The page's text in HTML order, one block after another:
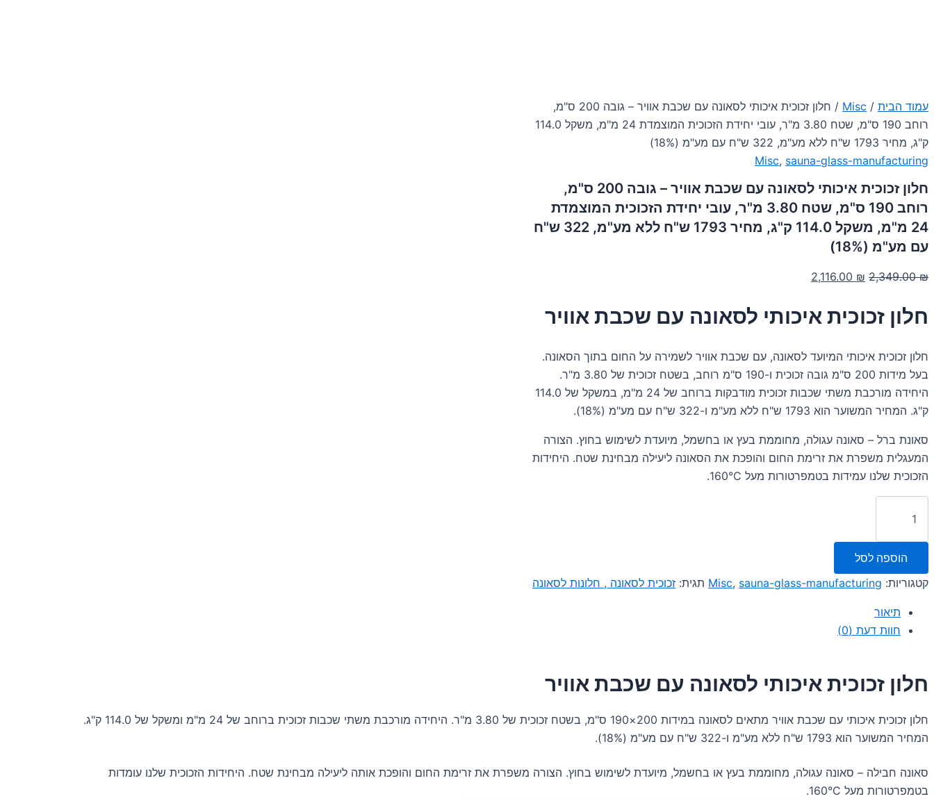
עמוד הבית /
Misc
/ חלון זכוכית איכותי לסאונה עם שכבת אוויר – גובה 200 ס"מ,
רוחב 190 ס"מ, שטח 3.80 מ"ר, עובי יחידת הזכוכית המוצמדת 24 מ"מ, משקל 114.0
ק"ג, מחיר 1793 ש"ח ללא מע"מ, 322 ש"ח עם מע"מ (18%)
Misc, sauna-glass-manufacturing
חלון זכוכית איכותי לסאונה עם שכבת אוויר – גובה 200 ס"מ,
רוחב 190 ס"מ, שטח 3.80 מ"ר, עובי יחידת הזכוכית המוצמדת
24 מ"מ, משקל 114.0 ק"ג, מחיר 1793 ש"ח ללא מע"מ, 322 ש"ח
עם מע"מ (18%)
2,349.00₪
המחיר
היה:
2,116.00 ₪
הוא:
חלון זכוכית איכותי לסאונה עם שכבת אוויר
חלון זכוכית איכותי המיועד לסאונה, עם שכבת אוויר לשמירה על החום בתוך הסאונה.
בעל מידות 200 ס"מ גובה זכוכית ו-190 ס"מ רוחב, בשטח זכוכית של 3.80 מ"ר.
היחידה מורכבת משתי שכבות זכוכית מודבקות ברוחב של 24 מ"מ, במשקל של 114.0
ק"ג. המחיר המשוער הוא 1793 ש"ח ללא מע"מ ו-322 ש"ח עם מע"מ (18%).
סאונת ברל – סאונה עגולה, מחוממת בעץ או בחשמל, מיועדת לשימוש בחוץ. הצורה
המעגלית משפרת את זרימת החום והופכת את הסאונה ליעילה מבחינת שטח. היחידות
הזכוכית שלנו עמידות בטמפרטורות מעל 160°C.
זכוכית
איכותי
לסאונה
עם
אוויר
רוחב
שטח
3.80
יחידת
הזכוכית
הוספה לסל
קטגוריות:
Misc, sauna-glass-manufacturing תגית: זכוכית לסאונה , חלונות לסאונה
תיאור
חוות דעת (0)
חלון זכוכית איכותי לסאונה עם שכבת אוויר
חלון זכוכית איכותי עם שכבת אוויר מתאים לסאונה במידות 200×190 ס"מ, בשטח זכוכית של 3.80 מ"ר. היחידה מורכבת משתי שכבות זכוכית ברוחב של 24 מ"מ ומשקל של 114.0 ק"ג.
המחיר המשוער הוא 1793 ש"ח ללא מע"מ ו-322 ש"ח עם מע"מ (18%).
סאונה חבילה – סאונה עגולה, מחוממת בעץ או בחשמל, מיועדת לשימוש בחוץ. הצורה משפרת את זרימת החום והופכת אותה ליעילה מבחינת שטח. היחידות הזכוכית שלנו עומדות
בטמפרטורות מעל 160°C.